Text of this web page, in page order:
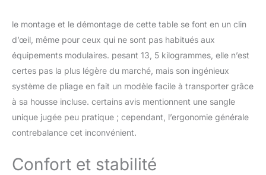
multifonction
ergonomique,
l'accoudoir confortable
et la distance des
de cette table un
indispensable pour tout
professionnel de
l'esthétique ou du
table esthétique
professionnel ou une
le montage et le démontage de cette table se font en un clin
d’œil, même pour ceux qui ne sont pas habitués aux
équipements modulaires. pesant 13, 5 kilogrammes, elle n’est
certes pas la plus légère du marché, mais son ingénieux
système de pliage en fait un modèle facile à transporter grâce
à sa housse incluse. certains avis mentionnent une sangle
unique jugée peu pratique ; cependant, l’ergonomie générale
contrebalance cet inconvénient.
Confort et stabilité